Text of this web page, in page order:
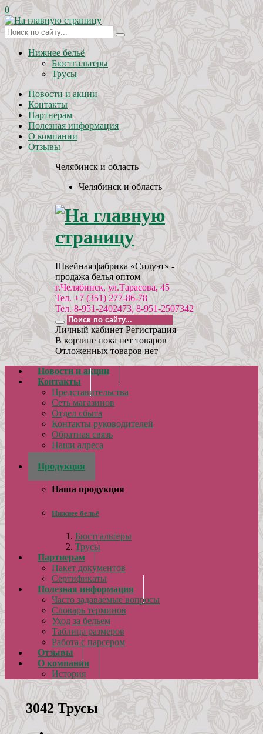
0
Нижнее бельё
Бюстгальтеры
Трусы
Новости и акции
Контакты
Партнерам
Полезная информация
О компании
Отзывы
Челябинск и область
Челябинск и область
Швейная фабрика «Силуэт» -
продажа белья оптом
г.Челябинск, ул.Тарасова, 45
Тел. +7 (351) 277-86-78
Тел. 8-951-2402473, 8-951-2507342
Личный кабинет Регистрация
В корзине пока нет товаров
Отложенных товаров нет
Новости и акции
Контакты
Представительства
Сеть магазинов
Отдел сбыта
Контакты руководителей
Обратная связь
Наши адреса
Реквизиты
Продукция
Наша продукция
Нижнее бельё
Бюстгальтеры
Трусы
Партнерам
Пакет документов
Сертификаты
Полезная информация
Часто задаваемые вопросы
Словарь терминов
Уход за бельем
Таблица размеров
Работа с парсером
Отзывы
О компании
История
3042 Трусы